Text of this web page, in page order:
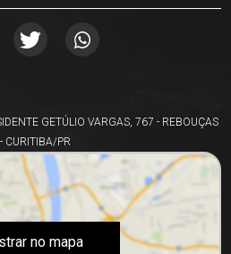
GETÚLIO VARGAS, 767 - REBOUÇAS
- CURITIBA/PR
no mapa